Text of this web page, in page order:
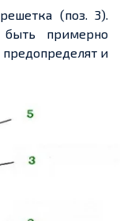
решетка (поз. 3).
примерно
и